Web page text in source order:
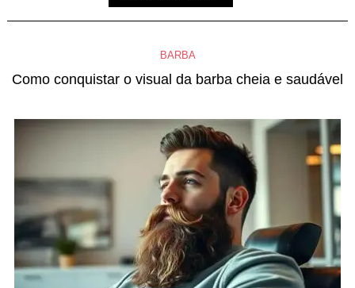
BARBA
Como conquistar o visual da barba cheia e saudável